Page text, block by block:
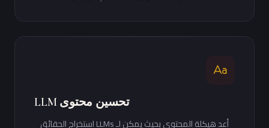
تحسين محتوى LLM
أعد هيكلة المحتوى بحيث يمكن لـ LLMs استخراج الحقائق